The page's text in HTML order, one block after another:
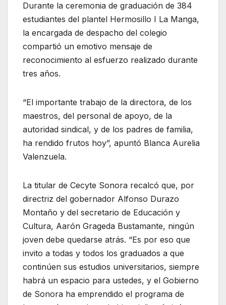
Durante la ceremonia de graduación de 384
estudiantes del plantel Hermosillo I La Manga,
la encargada de despacho del colegio
compartió un emotivo mensaje de
reconocimiento al esfuerzo realizado durante
tres años.
“El importante trabajo de la directora, de los
maestros, del personal de apoyo, de la
autoridad sindical, y de los padres de familia,
ha rendido frutos hoy”, apuntó Blanca Aurelia
Valenzuela.
La titular de Cecyte Sonora recalcó que, por
directriz del gobernador Alfonso Durazo
Montaño y del secretario de Educación y
Cultura, Aarón Grageda Bustamante, ningún
joven debe quedarse atrás. “Es por eso que
invito a todas y todos los graduados a que
continúen sus estudios universitarios, siempre
habrá un espacio para ustedes, y el Gobierno
de Sonora ha emprendido el programa de